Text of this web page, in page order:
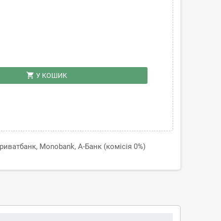
shopping_cart У КОШИК
Monobank, А-Банк (комісія 0%)